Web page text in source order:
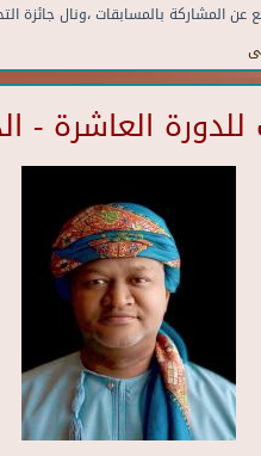
عنالمشاركة بالمسابقات،ونالجائزة
العاشرة -